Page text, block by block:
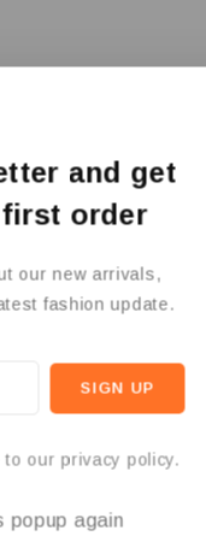
rende il pannello
la
and get
order
our new arrivals,
fashion update.
our privacy policy.
popup again